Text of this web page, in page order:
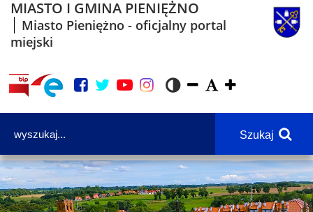
MIASTO I GMINA PIENIĘŻNO
Miasto Pieniężno - oficjalny portal
miejski
Szukaj